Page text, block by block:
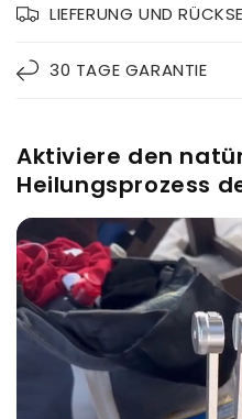
LIEFERUNG UND
30 TAGE GARANTIE
Aktiviere den
Heilungsprozess